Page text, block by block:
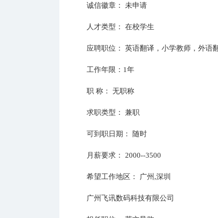
诚信徽章： 未申请
人才类型： 在校学生
应聘职位： 英语翻译，小学教师，外语
工作年限：1年
职 称： 无职称
求职类型： 兼职
可到职日期： 随时
月薪要求： 2000--3500
希望工作地区： 广州,深圳
广州飞讯数码科技有限公司